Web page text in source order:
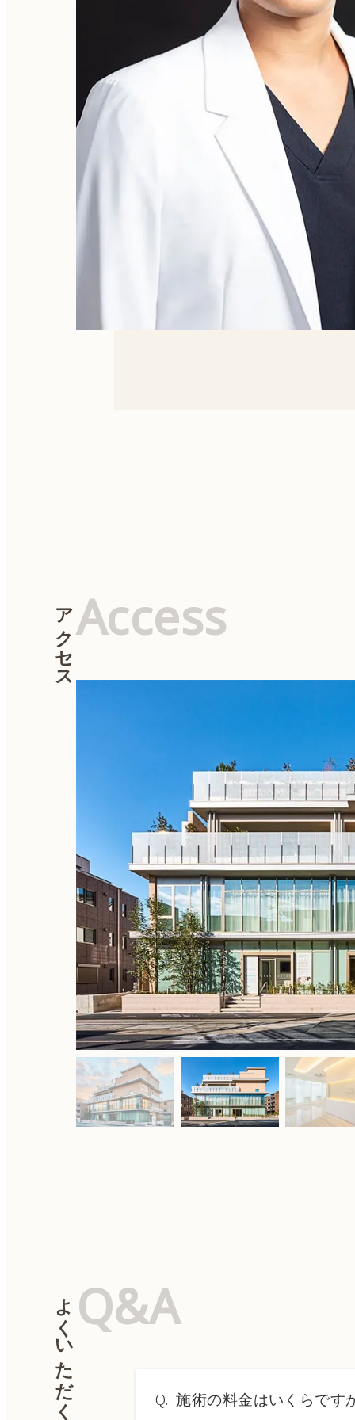
Access
アクセス
Q&A
よくいただく質問 Q. 施術の料金はいくらです